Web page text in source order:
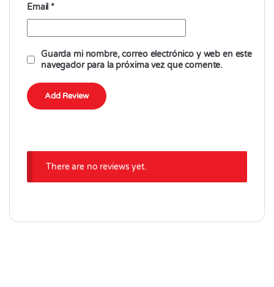
Email *
Guarda mi nombre, correo electrónico y web en este
navegador para la próxima vez que comente.
There are no reviews yet.